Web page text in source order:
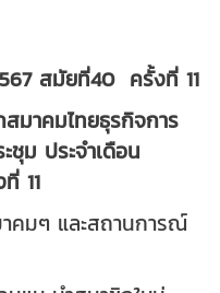
สมัยที่40 ครั้งที่ 11
าคมไทยธุรกิจการ
ชุม ประจำเดือน
11
คมๆ และสถานการณ์